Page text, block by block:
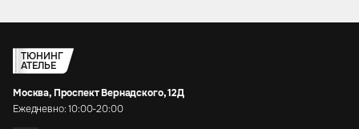
ТЮНИНГ
АТЕЛЬЕ
Москва, Проспект Вернадского, 12Д
Ежедневно: 10:00-20:00